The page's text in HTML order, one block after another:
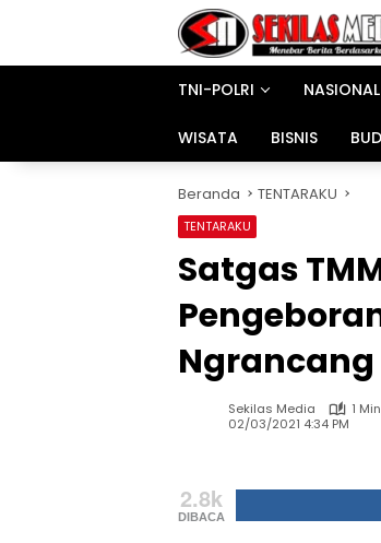
TNI-POLRI
NASIONAL
WISATA BISNIS
Beranda TENTARAKU
TENTARAKU
Satgas
Ngrancang
Sekilas Media
1
02/03/2021 4:34 PM
2.8k
DIBACA